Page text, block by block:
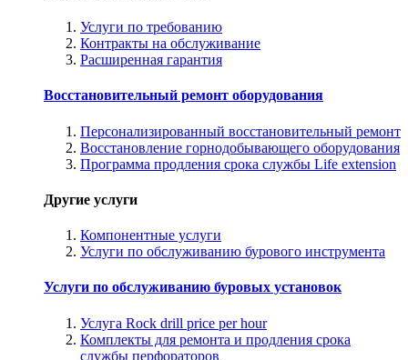
Услуги по требованию
Контракты на обслуживание
Расширенная гарантия
Восстановительный ремонт оборудования
Персонализированный восстановительный ремонт
Восстановление горнодобывающего оборудования
Программа продления срока службы Life extension
Другие услуги
Компонентные услуги
Услуги по обслуживанию бурового инструмента
Услуги по обслуживанию буровых установок
Услуга Rock drill price per hour
Комплекты для ремонта и продления срока
службы перфораторов